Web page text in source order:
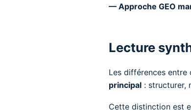
— Approche GEO
Lecture
Les différences entre
principal : structurer,
Cette distinction est